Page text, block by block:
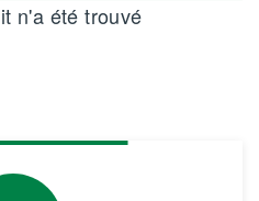
n'a été trouvé